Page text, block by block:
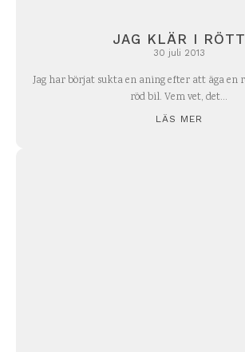
JAG KLÄR I RÖTT
30 juli 2013
Jag har börjat sukta en aning efter att äga en
röd bil. Vem vet, det...
LÄS MER